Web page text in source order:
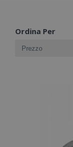
Ordina Per